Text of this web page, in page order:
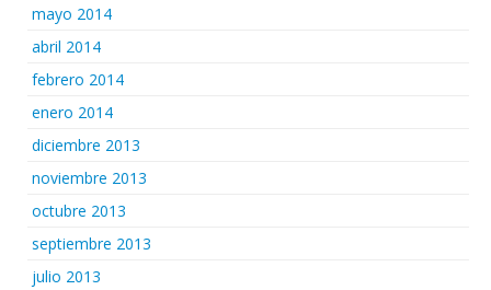
mayo 2014
abril 2014
febrero 2014
enero 2014
diciembre 2013
noviembre 2013
octubre 2013
septiembre 2013
julio 2013